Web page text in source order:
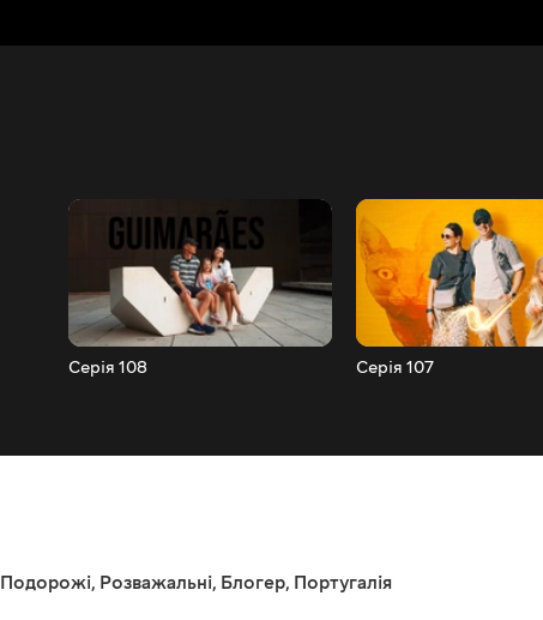
Серія 108 Серія 107
Подорожі, Розважальні, Блогер, Португалія